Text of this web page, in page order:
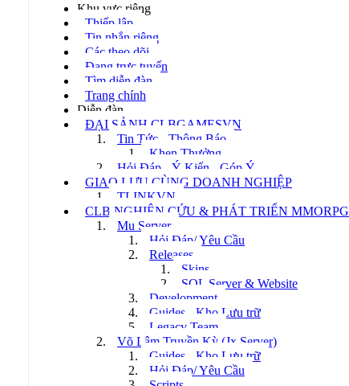
Khu vực riêng
Thiếp lập
Tin nhắn riêng
Các theo dõi
Đang trực tuyến
Tìm diễn đàn
Trang chính
Diễn đàn
ĐẠI SẢNH CLBGAMESVN
Tin Tức - Thông Báo
Khen Thưởng
Hỏi Đáp - Ý Kiến - Góp Ý
GIAO LƯU CÙNG DOANH NGHIỆP
TLINKVN
CLB NGHIÊN CỨU & PHÁT TRIỂN MMORPG
Mu Server
Hỏi Đáp/ Yêu Cầu
Releases
Skins
SQL Server & Website
Development
Guides - Kho Lưu trữ
Legacy Team
Võ Lâm Truyền Kỳ (Jx Server)
Guides - Kho Lưu trữ
Hỏi Đáp/ Yêu Cầu